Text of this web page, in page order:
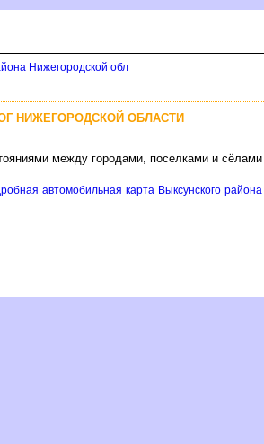
Нижегородской обл
НИЖЕГОРОДСКОЙ ОБЛАСТИ
между городами, поселками и сёлами
автомобильная карта Выксунского